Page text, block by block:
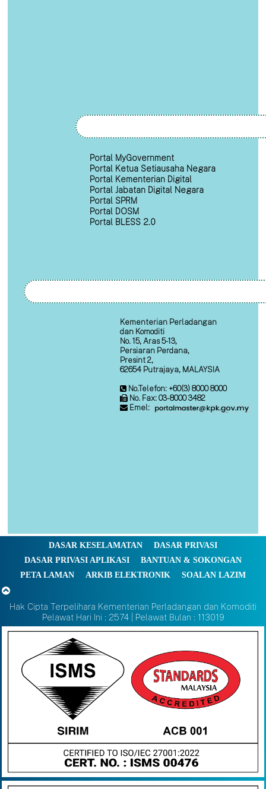
Portal MyGovernment
Portal Ketua Setiausaha Negara
Portal Kementerian Digital
Portal Jabatan Digital Negara
Portal SPRM
Portal DOSM
Portal BLESS 2.0
Kementerian Perladangan
dan Komoditi
No. 15, Aras 5-13,
Persiaran Perdana,
Presint 2,
62654 Putrajaya, MALAYSIA
No.Telefon: +60(3) 8000 8000
No. Fax: 03-8000 3482
Emel:
DASAR KESELAMATAN
DASAR PRIVASI
DASAR PRIVASI APLIKASI
BANTUAN & SOKONGAN
PETA LAMAN
ARKIB ELEKTRONIK SOALAN LAZIM
Hak Cipta Terpelihara Kementerian Perladangan dan Komoditi
Pelawat Hari Ini : 2574 | Pelawat Bulan : 113019